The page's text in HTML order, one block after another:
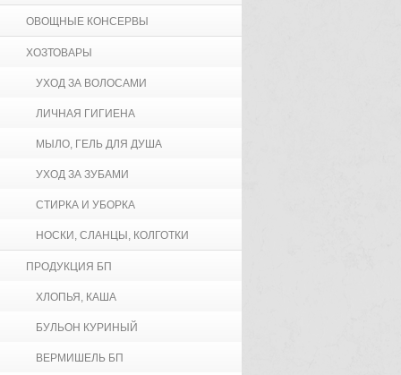
ОВОЩНЫЕ КОНСЕРВЫ
ХОЗТОВАРЫ
УХОД ЗА ВОЛОСАМИ
ЛИЧНАЯ ГИГИЕНА
МЫЛО, ГЕЛЬ ДЛЯ ДУША
УХОД ЗА ЗУБАМИ
СТИРКА И УБОРКА
НОСКИ, СЛАНЦЫ, КОЛГОТКИ
ПРОДУКЦИЯ БП
ХЛОПЬЯ, КАША
БУЛЬОН КУРИНЫЙ
ВЕРМИШЕЛЬ БП